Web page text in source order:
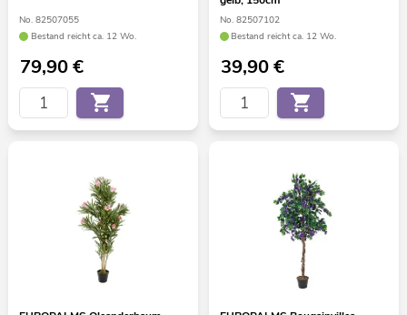
No. 82507055
Bestand reicht ca. 12 Wo.
79,90€
No. 82507102
Bestand reicht ca. 12 Wo.
39,90€